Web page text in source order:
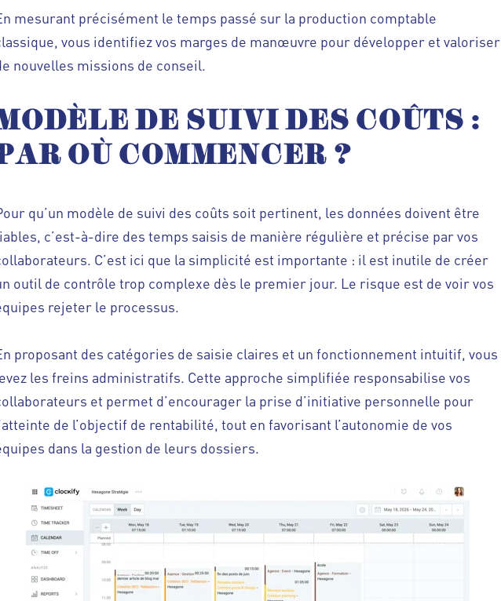
mesurant précisément le temps passé sur la production comptable
vous identifiez vos marges de manœuvre pour développer et valoriser
nouvelles missions de conseil.
DE SUIVI DES COÛTS :
OÙ COMMENCER ?
qu’un modèle de suivi des coûts soit pertinent, les données doivent être
c’est-à-dire des temps saisis de manière régulière et précise par vos
C’est ici que la simplicité est importante : il est inutile de créer
outil de contrôle trop complexe dès le premier jour. Le risque est de voir vos
rejeter le processus.
proposant des catégories de saisie claires et un fonctionnement intuitif, vous
les freins administratifs. Cette approche simplifiée responsabilise vos
et permet d’encourager la prise d’initiative personnelle pour
de l’objectif de rentabilité, tout en favorisant l’autonomie de vos
dans la gestion de leurs dossiers.